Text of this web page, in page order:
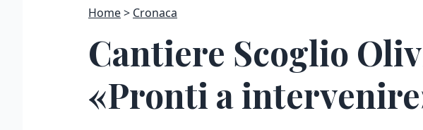
Home Cronaca
Cantiere Scoglio
«Pronti a